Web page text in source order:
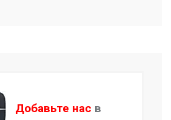
Добавьте нас в